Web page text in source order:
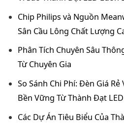
Chip Philips và Nguồn
Sân Cầu Lông Chất Lượng
Phân Tích Chuyên Sâu
Từ Chuyên Gia
So Sánh Chi Phí: Đèn Giá
Bền Vững Từ Thành Đạt LED
Các Dự Án Tiêu Biểu Của